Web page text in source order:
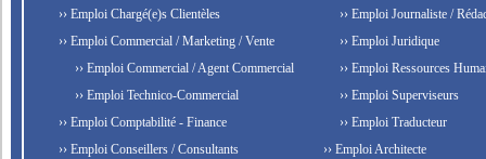
›› Emploi Chargé(e)s Clientèles
›› Emploi Commercial / Marketing / Vente
›› Emploi Commercial / Agent Commercial
›› Emploi Technico-Commercial
›› Emploi Comptabilité - Finance
›› Emploi Conseillers / Consultants
›› Emploi Journaliste /
›› Emploi Juridique
›› Emploi Ressources
›› Emploi Superviseurs
›› Emploi Traducteur
›› Emploi Architecte